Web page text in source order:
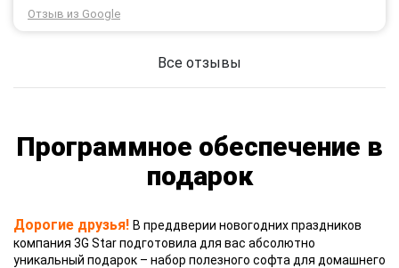
Через 3 роки після покупки я не шкодую про прийняте
тоді рішення придбати обладнання в компанії 3G star
Отзыв из Google
Все отзывы
Программное обеспечение в
подарок
Дорогие друзья! В преддверии новогодних праздников
компания 3G Star подготовила для вас абсолютно
уникальный подарок – набор полезного софта для домашнего